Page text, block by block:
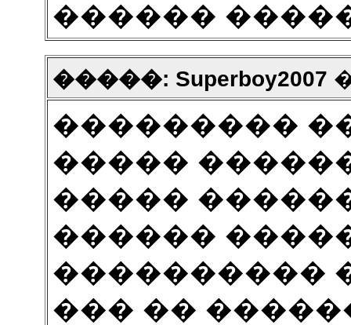
������
�����: Superboy2007
���������
�����
�����
������
����������
��� ��